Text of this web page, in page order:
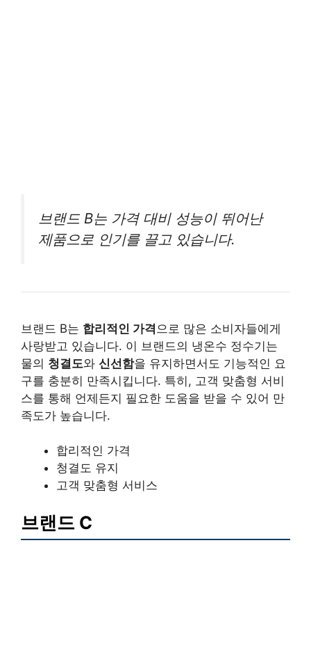
브랜드 B는 가격 대비 성능이 뛰어난
제품으로 인기를 끌고 있습니다.
브랜드 B는 합리적인 가격 으로 많은 소비자들에게
사랑받고 있습니다. 이 브랜드의 냉온수 정수기는
물의 청결도와 신선함을 유지하면서도 기능적인 요
구를 충분히 만족시킵니다. 특히, 고객 맞춤형 서비
스를 통해 언제든지 필요한 도움을 받을 수 있어 만
족도가 높습니다.
합리적인 가격
청결도 유지
고객 맞춤형 서비스
브랜드 C